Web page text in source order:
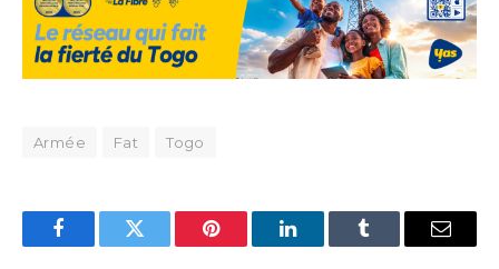
Armée Fat Togo
FacebookTwitter Pinterest LinkedInTumblr Email